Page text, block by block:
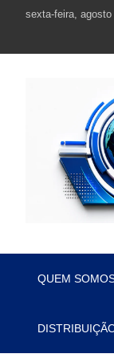
sexta-feira, agosto
QUEM